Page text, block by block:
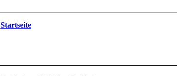
Startseite